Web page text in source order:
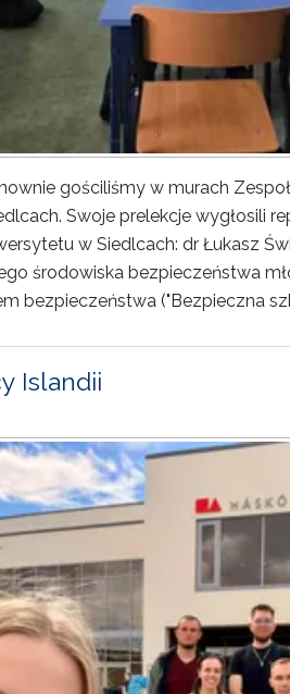
gościliśmy w murach
Swoje prelekcje wygłosili
w Siedlcach: dr Łukasz
środowiska bezpieczeństwa
bezpieczeństwa ("Bezpieczna
Islandii